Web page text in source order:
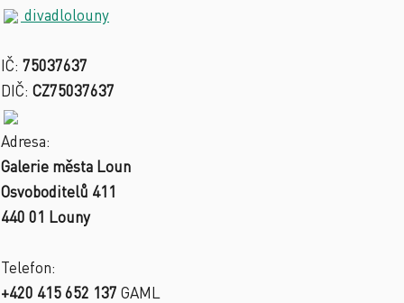
divadlolouny
IČ: 75037637
DIČ: CZ75037637
Adresa:
Galerie města Loun
Osvoboditelů 411
440 01 Louny
Telefon:
+420 415 652 137 GAML